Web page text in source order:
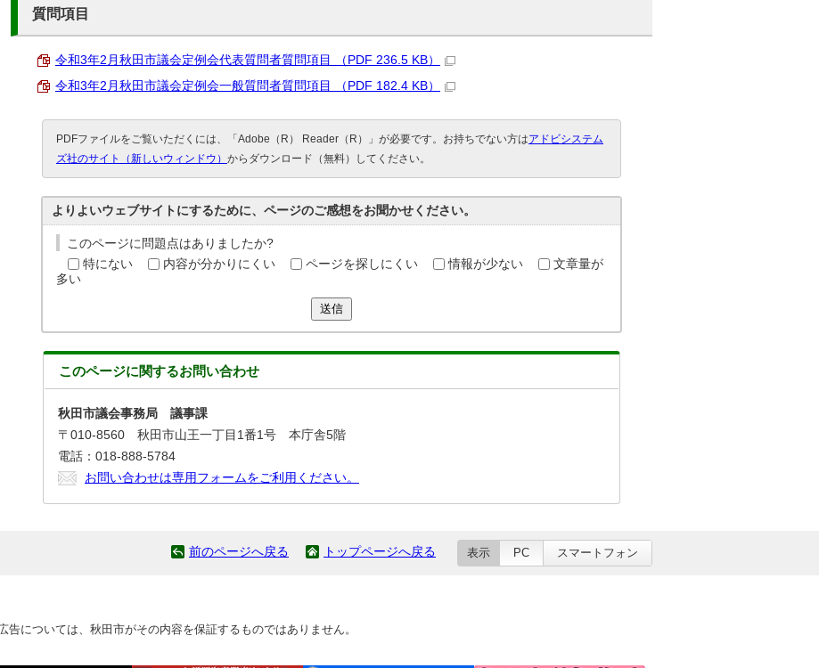
質問項目
令和3年2月秋田市議会定例会代表質問者質問項目 （PDF 236.5 KB）
令和3年2月秋田市議会定例会一般質問者質問項目 （PDF 182.4 KB）
PDFファイルをご覧いただくには、「Adobe（R） Reader（R）」が必要です。お持ちでない方はアドビシステム
ズ社のサイト（新しいウィンドウ） からダウンロード（無料）してください。
よりよいウェブサイトにするために、ページのご感想をお聞かせください。
このページに問題点はありましたか?
特にない
内容が分かりにくい ページを探しにくい 情報が少ない
文章量が
多い
送信
このページに関するお問い合わせ
秋田市議会事務局 議事課
〒010-8560 秋田市山王一丁目1番1号 本庁舎5階
電話：018-888-5784
お問い合わせは専用フォームをご利用ください。
前のページへ戻る トップページへ戻る 表示 PC スマートフォン
については、秋田市がその内容を保証するものではありません。